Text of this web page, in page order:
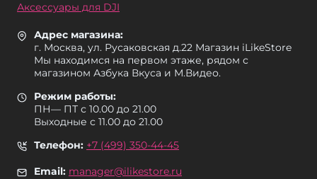
Аксессуары для DJI
Адрес магазина:
г. Москва, ул. Русаковская д.22 Магазин iLikeStore
Мы находимся на первом этаже, рядом с
магазином Азбука Вкуса и М.Видео.
Режим работы:
ПН— ПТ с 10.00 до 21.00
Выходные с 11.00 до 21.00
Телефон: +7 (499) 350-44-45
Email: manager@ilikestore.ru